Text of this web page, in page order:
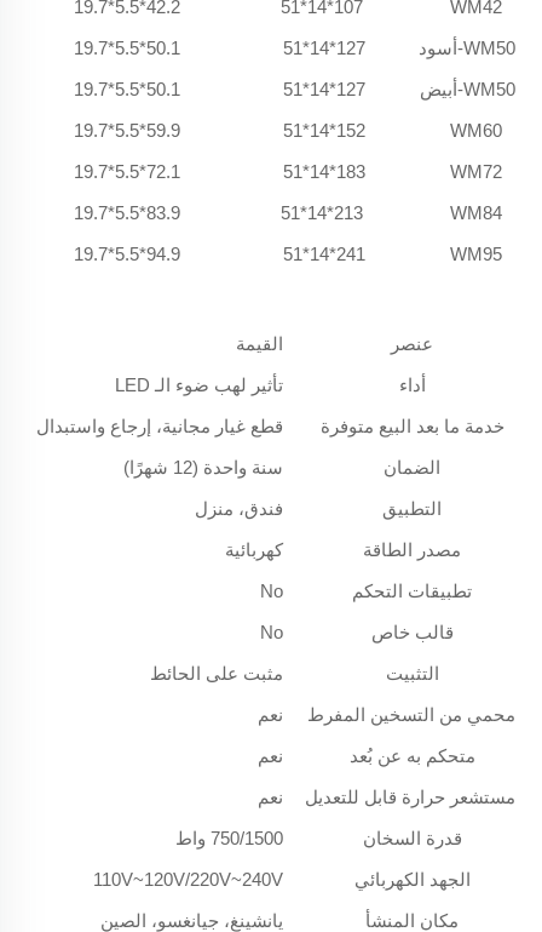
WM42
42.2*5.5*19.7
WM50-أسود
127*14*51
50.1*5.5*19.7
WM50-أبيض
127*14*51
50.1*5.5*19.7
WM60
152*14*51
59.9*5.5*19.7
WM72
183*14*51
72.1*5.5*19.7
WM84
83.9*5.5*19.7
WM95
241*14*51
94.9*5.5*19.7
عنصر
القيمة
أداء
تأثير لهب ضوء الـ LED
خدمة ما بعد البيع متوفرة
قطع غيار مجانية، إرجاع واستبدال
الضمان
سنة واحدة (12 شهرًا)
التطبيق
فندق، منزل
مصدر الطاقة
كهربائية
تطبيقات التحكم
No
قالب خاص
No
التثبيت
مثبت على الحائط
محمي من التسخين المفرط
نعم
متحكم به عن بُعد
نعم
مستشعر حرارة قابل للتعديل
نعم
قدرة السخان
750/1500 واط
الجهد الكهربائي
110V~120V/220V~240V
مكان المنشأ
يانشينغ، جيانغسو، الصين